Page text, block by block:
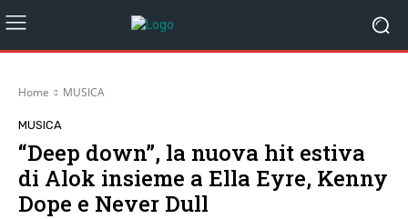
Home MUSICA
MUSICA
“Deep down”, la nuova hit estiva
di Alok insieme a Ella Eyre, Kenny
Dope e Never Dull